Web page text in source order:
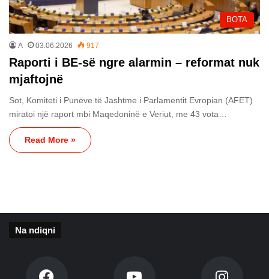
BOTA
A 03.06.2026 917
Raporti i BE-së ngre alarmin – reformat nuk
mjaftojnë
Sot, Komiteti i Punëve të Jashtme i Parlamentit Evropian (AFET)
miratoi një raport mbi Maqedoninë e Veriut, me 43 vota…
Read More »
Na ndiqni